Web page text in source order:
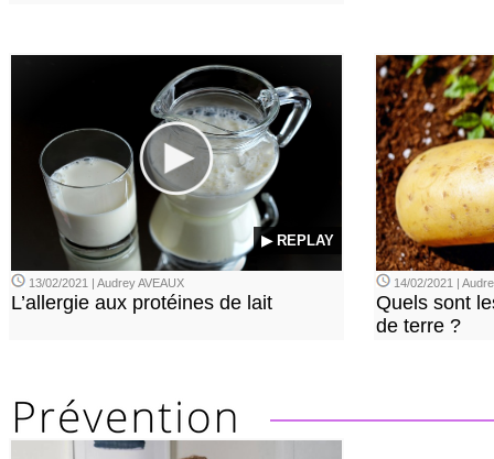
▶ REPLAY
13/02/2021 | Audrey AVEAUX
L’allergie aux protéines de lait
14/02/2021 |
Quels sont
de terre ?